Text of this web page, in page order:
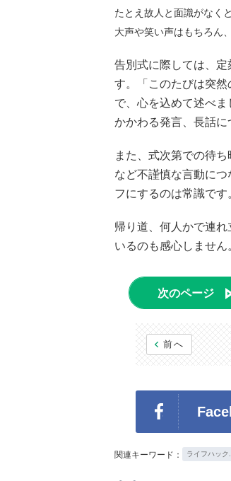
たとえ故人と面識がなく
大声や笑い声はもちろん
告別式に際しては、
す。「このたびは突
で、心を込めて述べ
かかわる発言、長話に
また、式次第での待
など不謹慎な言動に
フにするのは常識です
帰り道、何人かで連
いるのも感心しません
次のページ
前へ
関連キーワード： ライフハック.